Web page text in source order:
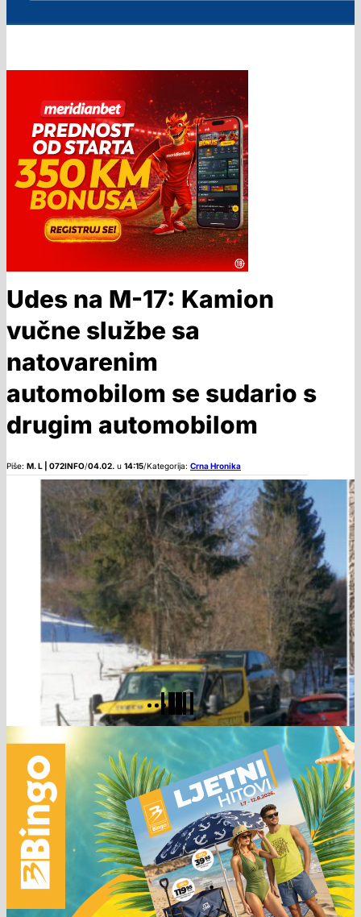
Udes na M-17: Kamion
vučne službe sa
natovarenim
automobilom se sudario s
drugim automobilom
Piše: M. L | 072INFO/04.02. u 14:15/Kategorija: Crna Hronika